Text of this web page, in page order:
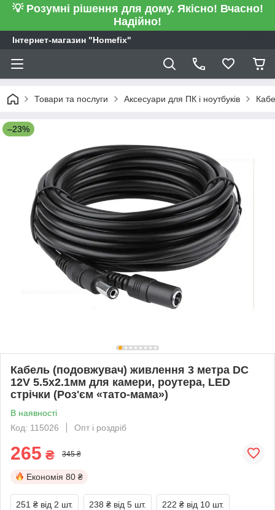
💡 Розумні рішення для дому. Якісно! Вчасно!
Надійно!
Інтернет-магазин "Homefix"
Товари та послуги Аксесуари для ПК і ноутбуків
–23%
Кабель (подовжувач) живлення 3 метра DC
12V 5.5х2.1мм для камери, роутера, LED
стрічки (Роз'єм «тато-мама»)
В наявності
Код: 115026
Опт і роздріб
265 ₴ 345 ₴
Економія 80 ₴
251 ₴ від 2 шт. 238 ₴ від 5 шт. 222 ₴ від 10 шт.